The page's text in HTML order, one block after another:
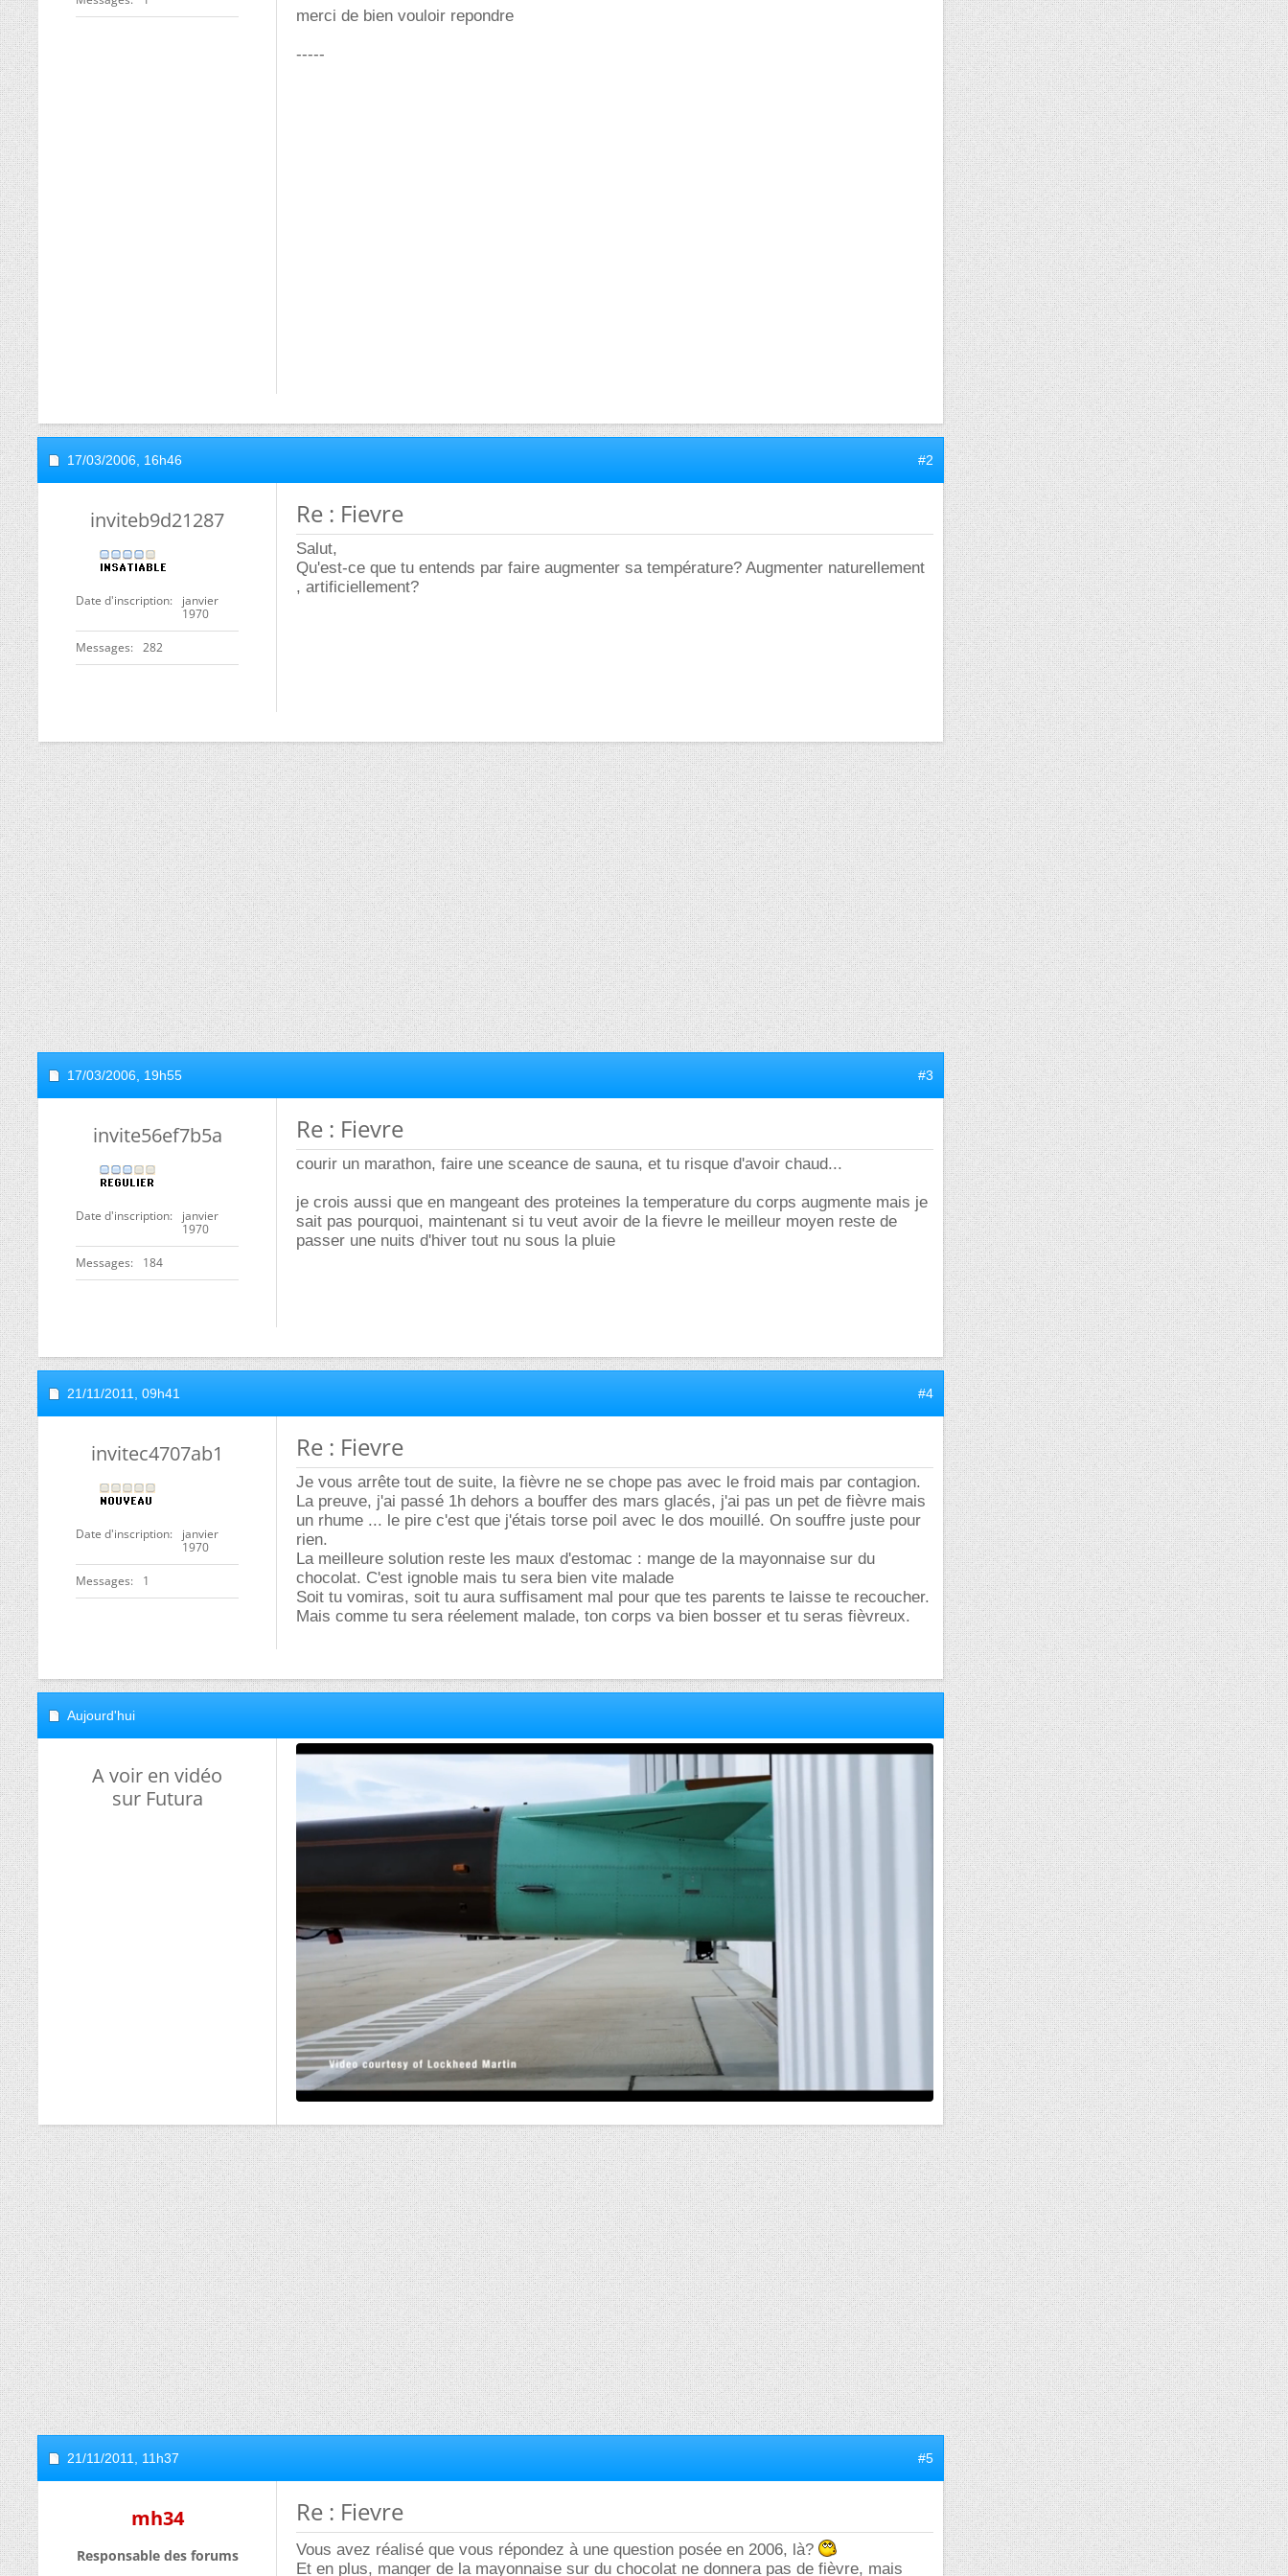
merci de bien vouloir repondre
-----
17/03/2006, 16h46 #2
inviteb9d21287
Date d'inscription
janvier
1970
Messages 282
Re : Fievre
Salut,
Qu'est-ce que tu entends par faire augmenter sa température? Augmenter naturellement
, artificiellement?
17/03/2006, 19h55 #3
invite56ef7b5a
Date d'inscription
janvier
1970
Messages 184
Re : Fievre
courir un marathon, faire une sceance de sauna, et tu risque d'avoir chaud...
je crois aussi que en mangeant des proteines la temperature du corps augmente mais je
sait pas pourquoi, maintenant si tu veut avoir de la fievre le meilleur moyen reste de
passer une nuits d'hiver tout nu sous la pluie
21/11/2011, 09h41 #4
invitec4707ab1
Date d'inscription
janvier
1970
Messages 1
Re : Fievre
Je vous arrête tout de suite, la fièvre ne se chope pas avec le froid mais par contagion.
La preuve, j'ai passé 1h dehors a bouffer des mars glacés, j'ai pas un pet de fièvre mais
un rhume ... le pire c'est que j'étais torse poil avec le dos mouillé. On souffre juste pour
rien.
La meilleure solution reste les maux d'estomac : mange de la mayonnaise sur du
chocolat. C'est ignoble mais tu sera bien vite malade
Soit tu vomiras, soit tu aura suffisament mal pour que tes parents te laisse te recoucher.
Mais comme tu sera réelement malade, ton corps va bien bosser et tu seras fièvreux.
Aujourd'hui
A voir en vidéo
sur Futura
21/11/2011, 11h37 #5
mh34
Responsable des forums
Re : Fievre
Vous avez réalisé que vous répondez à une question posée en 2006, là?
Et en plus, manger de la mayonnaise sur du chocolat ne donnera pas de fièvre, mais